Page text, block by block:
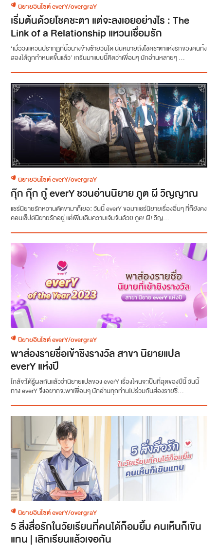
นิยายอินไซต์ everY/overgraY
เริ่มต้นด้วยโชคชะตา แต่จะลงเอยอย่างไร : The
Link of a Relationship แหวนเชื่อมรัก
‘เมื่อวงแหวนปรากฏที่นิ้วนางข้างซ้ายวันใด นั่นหมายถึงโชคชะตาแห่งรักของคนทั้ง
สองได้ถูกกำหนดขึ้นแล้ว’ เกริ่นมาแบบนี้คิดว่าเพื่อนๆ นักอ่านหลายๆ ...
นิยายอินไซต์ everY/overgraY
กุ๊ก กุ๊ก กู๋ everY ชวนอ่านนิยาย ภูต ผี วิญญาณ
แชร์นิยายรักหวานตัดขามาก็เยอะ วันนี้ everY ขอมาแชร์นิยายเรื่องอื่นๆ ที่ก็ยังคง
คอนเซ็ปต์นิยายรักอยู่ แต่เพิ่มเติมความเจ้มจ้นด้วย ภูต! ผี! วิญ...
นิยายอินไซต์ everY/overgraY
พาส่องรายชื่อเข้าชิงรางวัล สาขา นิยายแปล
everY แห่งปี
ใกล้จะได้รู้ผลกันแล้วว่านิยายแปลของ everY เรื่องไหนจะเป็นที่สุดของปีนี้ วันนี้
ทาง everY จึงอยากจะพาเพื่อนๆ นักอ่านทุกท่านไปร่วมกันส่องรายชื่...
นิยายอินไซต์ everY/overgraY
5 สิ่งสื่อรักในวัยเรียนที่คนได้ก็อมยิ้ม คนเห็นก็เขิน
แทน | เลิกเรียนแล้วเจอกัน